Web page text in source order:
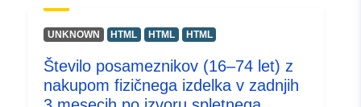
uriRef: http://data.europa.eu/88u/dataset/
UNKNOWN HTML HTML HTML
Število posameznikov (16–74 let) z
nakupom fizičnega izdelka v zadnjih